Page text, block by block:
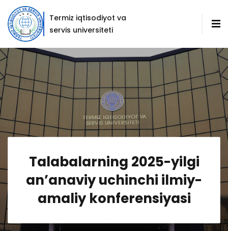
Termiz iqtisodiyot va
servis universiteti
Talabalarning 2025-yilgi
an’anaviy uchinchi ilmiy-
amaliy konferensiyasi